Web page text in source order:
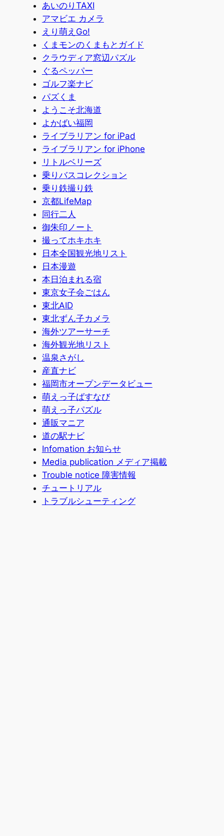
あいのりTAXI
アマビエ カメラ
えり萌えGo!
くまモンのくまもとガイド
クラウディア窓辺パズル
ぐるペッパー
ゴルフ楽ナビ
パズくま
ようこそ北海道
よかばい福岡
ライブラリアン for iPad
ライブラリアン for iPhone
リトルベリーズ
乗りバスコレクション
乗り鉄撮り鉄
京都LifeMap
同行二人
御朱印ノート
撮ってホキホキ
日本全国観光地リスト
日本漫遊
本日泊まれる宿
東京女子会ごはん
東北AID
東北ずん子カメラ
海外ツアーサーチ
海外観光地リスト
温泉さがし
産直ナビ
福岡市オープンデータビュー
萌えっ子ばすなび
萌えっ子パズル
通販マニア
道の駅ナビ
Infomation お知らせ
Media publication メディア掲載
Trouble notice 障害情報
チュートリアル
トラブルシューティング